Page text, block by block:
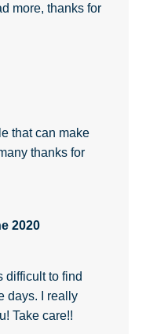
more, thanks for
that can make
thanks for
2020
difficult to find
days. I really
Take care!!